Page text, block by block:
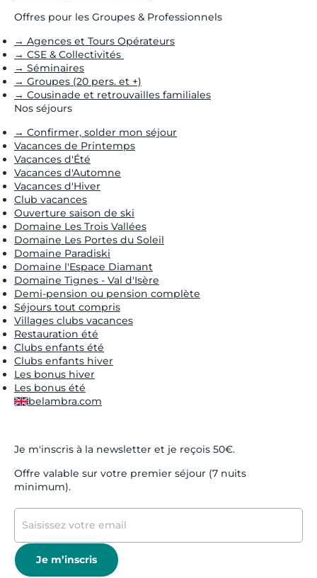
Offres pour les Groupes & Professionnels
→ Agences et Tours Opérateurs
→ CSE & Collectivités
→ Séminaires
→ Groupes (20 pers. et +)
→ Cousinade et retrouvailles familiales
Nos séjours
→ Confirmer, solder mon séjour
Vacances de Printemps
Vacances d'Été
Vacances d'Automne
Vacances d'Hiver
Club vacances
Ouverture saison de ski
Domaine Les Trois Vallées
Domaine Les Portes du Soleil
Domaine Paradiski
Domaine l'Espace Diamant
Domaine Tignes - Val d'Isère
Demi-pension ou pension complète
Séjours tout compris
Villages clubs vacances
Restauration été
Clubs enfants été
Clubs enfants hiver
Les bonus hiver
Les bonus été
belambra.com
Je m'inscris à la newsletter et je reçois 50€.
Offre valable sur votre premier séjour (7 nuits
minimum).
Je m’inscris